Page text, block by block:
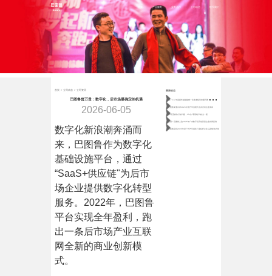
产品服务 业务合作 公司动态 联系我们
首页 > 公司动态 > 公司资讯
巴图鲁曾万贵：数字化，后市场最确定的机遇
2026-06-05
数字化新浪潮奔涌而
来，巴图鲁作为数字化
基础设施平台，通过
“SaaS+供应链"为后市
场企业提供数字化转型
服务。2022年，巴图鲁
平台实现全年盈利，跑
出一条后市场产业互联
网全新的商业创新模
式。
最新动态
做
了 15 年易损件越做越难？北海老板靠加盟巴图鲁稳守月近百万营收
巴图鲁受邀出席2026中国汽车流通大会并发表主题演讲
80后宝妈跨行做汽配，5年从“零基础”到独当一面
喜报！巴图鲁入选2025年广东数字经济创新型企业优秀案例
巴图鲁获得2025年度广州汽车服务行业标杆企业 品牌影响力奖